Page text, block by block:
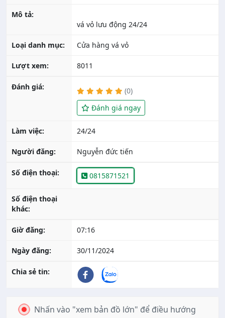
Mô tả:
Loại danh mục: Cửa hàng vá vỏ
Lượt xem: 8011
Đánh giá:
(0)
Đánh giá ngay
Làm việc: 24/24
Người đăng: Nguyễn đức tiến
Số điện thoại: 0815871521
Số điện thoại
khác:
Giờ đăng: 07:16
Ngày đăng: 30/11/2024
Chia sẻ tin:
Nhấn vào "xem bản đồ lớn" để điều hướng